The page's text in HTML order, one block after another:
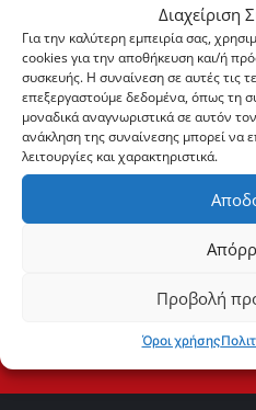
Διαχείριση
Για την καλύτερη εμπειρία σας,
cookies για την αποθήκευση και/ή
συσκευής. Η συναίνεση σε αυτές τις
επεξεργαστούμε δεδομένα, όπως τη
μοναδικά αναγνωριστικά σε αυτόν
ανάκληση της συναίνεσης μπορεί να
λειτουργίες και χαρακτηριστικά.
Προβολή
Όροι χρήσης
Δείτε τα Νέα
Δείτε τις
Δεν θες να